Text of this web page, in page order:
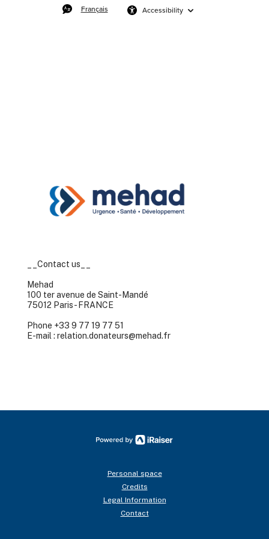
Français Accessibility
__Contact us__
Mehad
100 ter avenue de Saint-Mandé
75012 Paris - FRANCE
Phone +33 9 77 19 77 51
E-mail : relation.donateurs@mehad.fr
Personal space
Credits
Legal Information
Contact